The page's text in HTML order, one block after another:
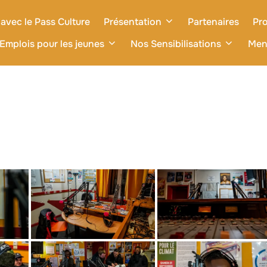
le Pass Culture Présentation Partenaires
pour les jeunes
Nos Sensibilisations